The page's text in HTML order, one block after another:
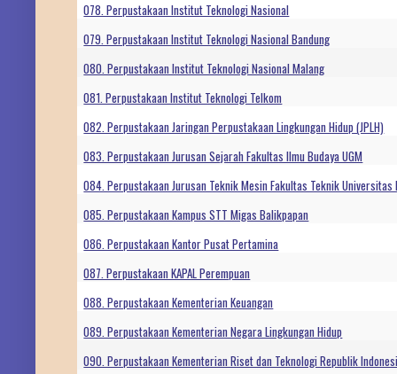
078. Perpustakaan Institut Teknologi Nasional
079. Perpustakaan Institut Teknologi Nasional Bandung
080. Perpustakaan Institut Teknologi Nasional Malang
081. Perpustakaan Institut Teknologi Telkom
082. Perpustakaan Jaringan Perpustakaan Lingkungan Hidup (JPLH)
083. Perpustakaan Jurusan Sejarah Fakultas Ilmu Budaya UGM
084. Perpustakaan Jurusan Teknik Mesin Fakultas Teknik Universitas
085. Perpustakaan Kampus STT Migas Balikpapan
086. Perpustakaan Kantor Pusat Pertamina
087. Perpustakaan KAPAL Perempuan
088. Perpustakaan Kementerian Keuangan
089. Perpustakaan Kementerian Negara Lingkungan Hidup
090. Perpustakaan Kementerian Riset dan Teknologi Republik